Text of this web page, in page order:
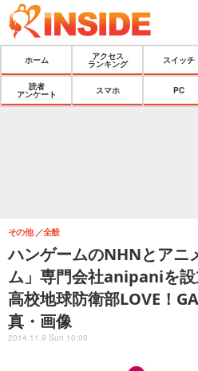
ホーム
アクセス
ランキング
スイッチ
読者
アンケート
スマホ PC
ハンゲームのNHNとアニ
ム」専門会社anipaniを
高校地球防衛部LOVE！
真・画像
その他 全般
2014.11.9 Sun 10:00